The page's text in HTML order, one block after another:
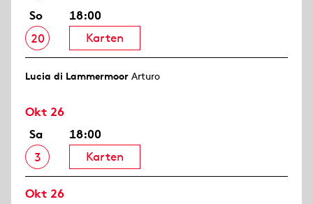
So
20
18:00
Karten
Lucia di Lammermoor Arturo
Okt 26
Sa
3
18:00
Karten
Okt 26